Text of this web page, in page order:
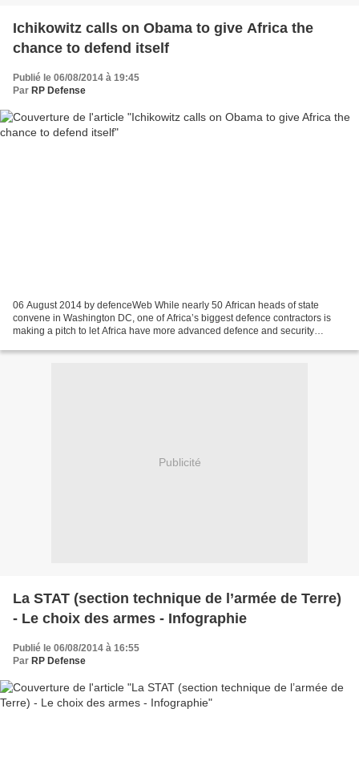
Ichikowitz calls on Obama to give Africa the
chance to defend itself
Publié le 06/08/2014 à 19:45
Par RP Defense
06 August 2014 by defenceWeb While nearly 50 African heads of state
convene in Washington DC, one of Africa’s biggest defence contractors is
making a pitch to let Africa have more advanced defence and security
Publicité
La STAT (section technique de l’armée de Terre)
- Le choix des armes - Infographie
Publié le 06/08/2014 à 16:55
Par RP Defense